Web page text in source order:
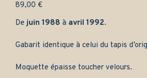
89,00 €
Dejuin 1988 à avril 1992.
Gabarit identique à celui du tapis
Moquette épaisse toucher velours.